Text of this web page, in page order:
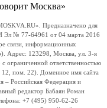
Москва»
Предназначено для
Эл № 77-64961 от 04 марта 2016
связи, информационных
Адрес: 123298, Москва, ул. 3-я
ограниченной ответственностью
пом. 22). Доменное имя сайта
– Российская Федерация и
редактор Бабаян Роман
+7 (495) 950-62-26